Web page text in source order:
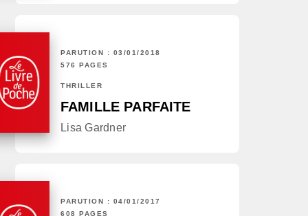
PARUTION : 03/01/2018
576 PAGES
THRILLER
FAMILLE PARFAITE
Lisa Gardner
PARUTION : 04/01/2017
608 PAGES